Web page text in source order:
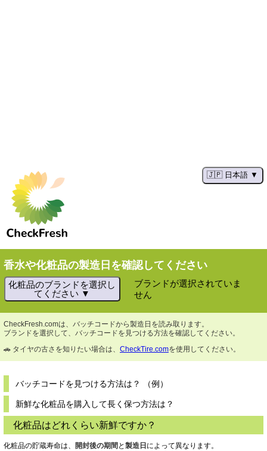
🇯🇵 日本語
香水や化粧品の製造日を確認してください
化粧品のブランドを選択し
てください
ブランドが選択されていま
せん
CheckFresh.comは、バッチコードから製造日を読み取ります。
ブランドを選択して、バッチコードを見つける方法を確認してください。
🚗 タイヤの古さを知りたい場合は、 CheckTire.comを使用してください。
バッチコードを見つける方法は？ （例）
新鮮な化粧品を購入して長く保つ方法は？
化粧品はどれくらい新鮮ですか？
化粧品の貯蔵寿命は、 開封後の期間 と製造日 によって異なります。